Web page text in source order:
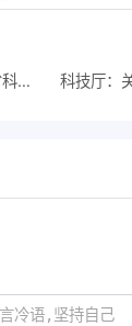
科技厅：2022年度江西省科学技术奖拟推荐候选项目公告